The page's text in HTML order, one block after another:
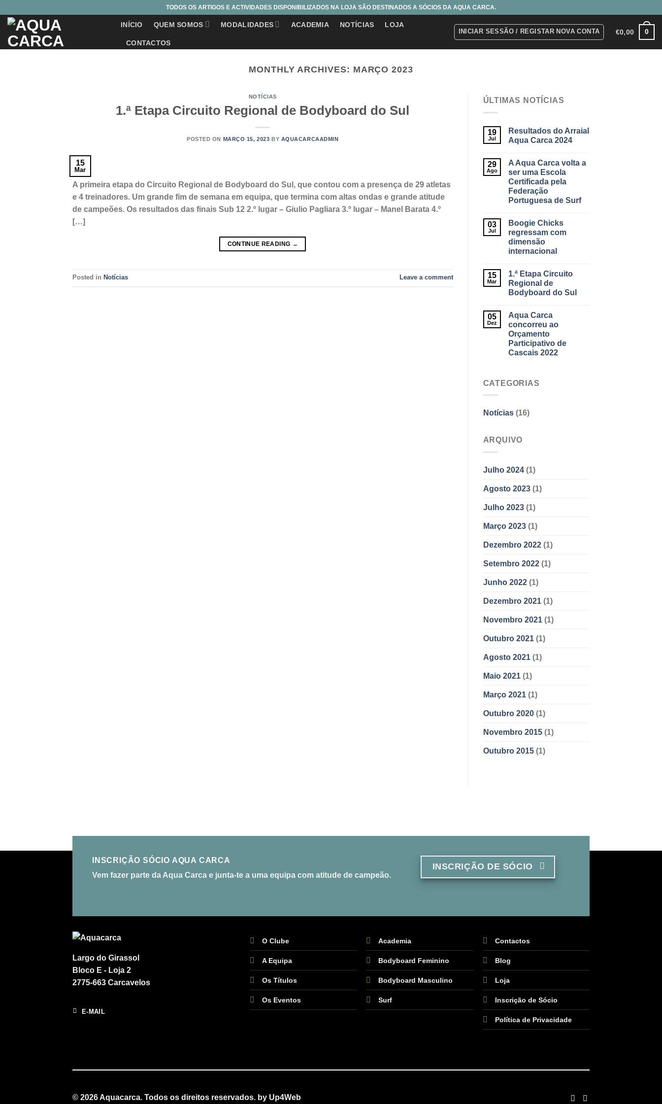
content
TODOS OS ARTIGOS E ACTIVIDADES DISPONIBILIZADOS NA LOJA SÃO DESTINADOS A SÓCIOS DA AQUA CARCA.
INÍCIO QUEM SOMOS MODALIDADES ACADEMIA NOTÍCIAS LOJA
CONTACTOS
INICIAR SESSÃO / REGISTAR NOVA CONTA €0,00 0
MONTHLY ARCHIVES: MARÇO 2023
NOTÍCIAS
1.ª Etapa Circuito Regional de Bodyboard do Sul
POSTED ON MARÇO 15, 2023 BY AQUACARCAADMIN
15
Mar
A primeira etapa do Circuito Regional de Bodyboard do Sul, que contou com a presença de 29 atletas
e 4 treinadores. Um grande fim de semana em equipa, que termina com altas ondas e grande atitude
de campeões. Os resultados das finais Sub 12 2.º lugar – Giulio Pagliara 3.º lugar – Manel Barata 4.º
[…]
CONTINUE READING →
Posted in Notícias Leave a comment
ÚLTIMAS NOTÍCIAS
19
Jul
Resultados do Arraial
Aqua Carca 2024
29
Ago
A Aqua Carca volta a
ser uma Escola
Certificada pela
Federação
Portuguesa de Surf
03
Jul
Boogie Chicks
regressam com
dimensão
internacional
15
Mar
1.ª Etapa Circuito
Regional de
Bodyboard do Sul
05
Dez
Aqua Carca
concorreu ao
Orçamento
Participativo de
Cascais 2022
CATEGORIAS
Notícias(16)
ARQUIVO
Julho 2024(1)
Agosto 2023(1)
Julho 2023(1)
Março 2023(1)
Dezembro 2022(1)
Setembro 2022(1)
Junho 2022(1)
Dezembro 2021(1)
Novembro 2021(1)
Outubro 2021(1)
Agosto 2021(1)
Maio 2021(1)
Março 2021(1)
Outubro 2020(1)
Novembro 2015(1)
Outubro 2015(1)
INSCRIÇÃO SÓCIO AQUA CARCA
Vem fazer parte da Aqua Carca e junta-te a uma equipa com atitude de campeão.
INSCRIÇÃO DE SÓCIO
Largo do Girassol
Bloco E - Loja 2
2775-663 Carcavelos
E-MAIL
O Clube
A Equipa
Os Títulos
Os Eventos
Academia
Bodyboard Feminino
Bodyboard Masculino
Surf
Contactos
Blog
Loja
Inscrição de Sócio
Política de Privacidade
© 2026 Aquacarca. Todos os direitos reservados. by Up4Web